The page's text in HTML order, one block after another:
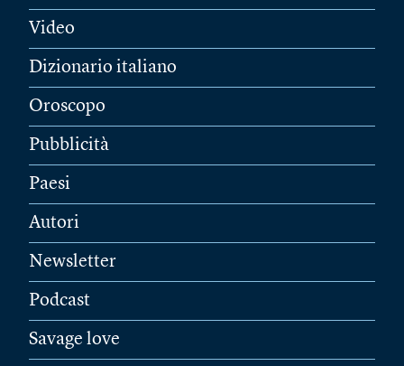
Video
Dizionario italiano
Oroscopo
Pubblicità
Paesi
Autori
Newsletter
Podcast
Savage love